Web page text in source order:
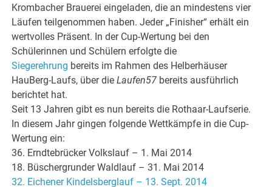
Krombacher Brauerei eingeladen, die an mindestens vier
Läufen teilgenommen haben. Jeder „Finisher“ erhält ein
wertvolles Präsent. In der Cup-Wertung bei den
Schülerinnen und Schülern erfolgte die
Siegerehrung bereits im Rahmen des Helberhäuser
HauBerg-Laufs, über dieLaufen57 bereits ausführlich
berichtet hat.
Seit 13 Jahren gibt es nun bereits die Rothaar-Laufserie.
In diesem Jahr gingen folgende Wettkämpfe in die Cup-
Wertung ein:
36. Erndtebrücker Volkslauf – 1. Mai 2014
18. Büschergrunder Waldlauf – 31. Mai 2014
32. Eichener Kindelsberglauf – 13. Sept. 2014